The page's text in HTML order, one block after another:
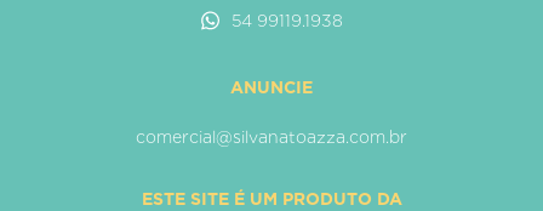
54 99119.1938
ANUNCIE
comercial@silvanatoazza.com.br
ESTE SITE É UM PRODUTO DA